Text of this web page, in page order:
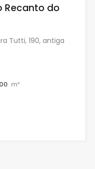
Recanto do
Tutti, 190, antiga
m²